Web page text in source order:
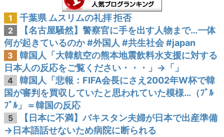
1 千葉県 ムスリムの礼拝 拒否
2
【名古屋騒然】警察官に手を出す人物まで…一体
何が起きているのか #外国人 #共生社会 #japan
3
韓国人「大韓航空の熊本地震飲料水支援に対する
日本人の反応をご覧ください・・・」→「」
4
韓国人「悲報：FIFA会長にさえ2002年W杯で韓
国が審判を買収していたと思われていた模様…（ﾌﾞﾙ
ﾌﾞﾙ」＝韓国の反応
5
【日本に不満】パキスタン夫婦が日本で出産準備
→日本語話せないため病院に断られる